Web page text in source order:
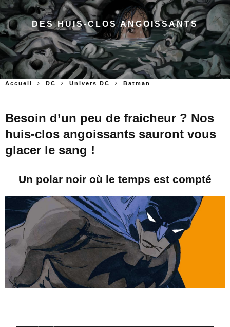
DES HUIS-CLOS ANGOISSANTS
Accueil DC Univers DC Batman
Besoin d’un peu de fraicheur ? Nos
huis-clos angoissants sauront vous
glacer le sang !
Un polar noir où le temps est compté